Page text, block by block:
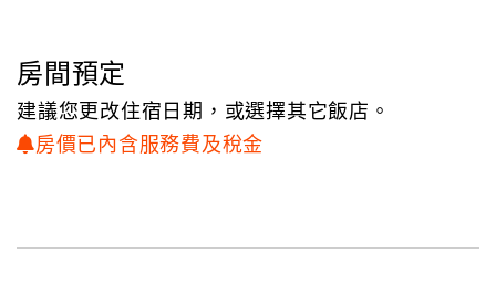
地
圖
顧
房間預定
建議您更改住宿日期，或選擇其它飯店。
房價已內含服務費及稅金